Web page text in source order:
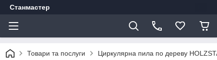
Станмастер
Товари та послуги Циркулярна пила по дереву